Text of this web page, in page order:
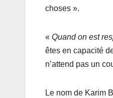
choses ».
« Quand on est
êtes en capacité
n’attend pas un
Le nom de Karim